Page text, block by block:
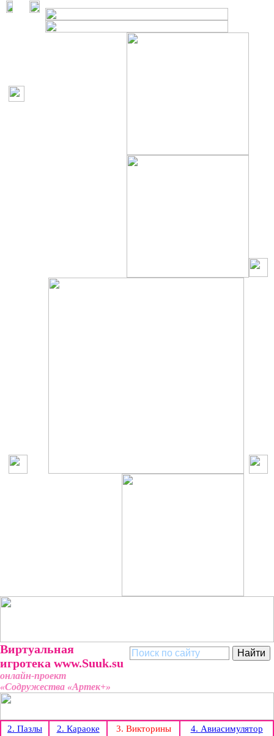
Виртуальная
игротека www.Suuk.su
онлайн-проект
«Содружества «Артек+»
2. Пазлы 2. Караоке 3. Викторины 4. Авиасимулятор